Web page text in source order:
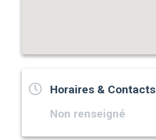
Horaires & Contacts
Non renseigné